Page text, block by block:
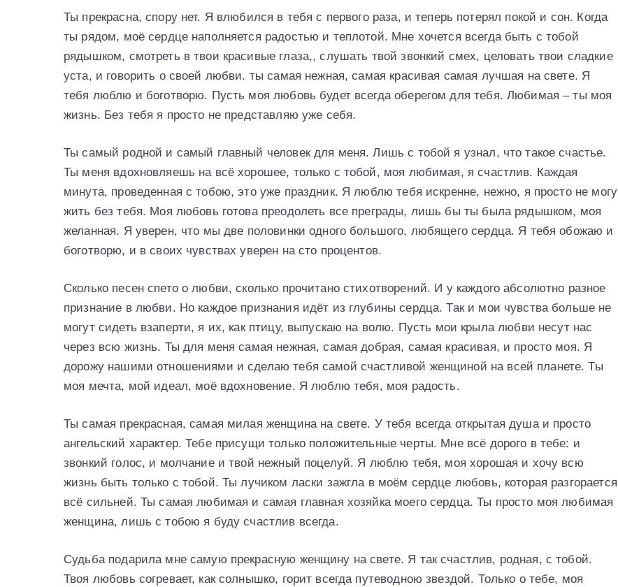
Ты прекрасна, спору нет. Я влюбился в тебя с первого раза, и теперь потерял покой и сон. Когда
ты рядом, моё сердце наполняется радостью и теплотой. Мне хочется всегда быть с тобой
рядышком, смотреть в твои красивые глаза,, слушать твой звонкий смех, целовать твои сладкие
уста, и говорить о своей любви. ты самая нежная, самая красивая самая лучшая на свете. Я
тебя люблю и боготворю. Пусть моя любовь будет всегда оберегом для тебя. Любимая – ты моя
жизнь. Без тебя я просто не представляю уже себя.
Ты самый родной и самый главный человек для меня. Лишь с тобой я узнал, что такое счастье.
Ты меня вдохновляешь на всё хорошее, только с тобой, моя любимая, я счастлив. Каждая
минута, проведенная с тобою, это уже праздник. Я люблю тебя искренне, нежно, я просто не могу
жить без тебя. Моя любовь готова преодолеть все преграды, лишь бы ты была рядышком, моя
желанная. Я уверен, что мы две половинки одного большого, любящего сердца. Я тебя обожаю и
боготворю, и в своих чувствах уверен на сто процентов.
Сколько песен спето о любви, сколько прочитано стихотворений. И у каждого абсолютно разное
признание в любви. Но каждое признания идёт из глубины сердца. Так и мои чувства больше не
могут сидеть взаперти, я их, как птицу, выпускаю на волю. Пусть мои крыла любви несут нас
через всю жизнь. Ты для меня самая нежная, самая добрая, самая красивая, и просто моя. Я
дорожу нашими отношениями и сделаю тебя самой счастливой женщиной на всей планете. Ты
моя мечта, мой идеал, моё вдохновение. Я люблю тебя, моя радость.
Ты самая прекрасная, самая милая женщина на свете. У тебя всегда открытая душа и просто
ангельский характер. Тебе присущи только положительные черты. Мне всё дорого в тебе: и
звонкий голос, и молчание и твой нежный поцелуй. Я люблю тебя, моя хорошая и хочу всю
жизнь быть только с тобой. Ты лучиком ласки зажгла в моём сердце любовь, которая разгорается
всё сильней. Ты самая любимая и самая главная хозяйка моего сердца. Ты просто моя любимая
женщина, лишь с тобою я буду счастлив всегда.
Судьба подарила мне самую прекрасную женщину на свете. Я так счастлив, родная, с тобой.
Твоя любовь согревает, как солнышко, горит всегда путеводною звездой. Только о тебе, моя